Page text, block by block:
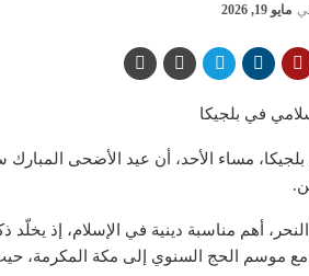
مايو 19, 2026
في بلجيكا
أهم مناسبة دينية في الإسلام، إذ يخلّد
مع موسم الحج السنوي إلى مكة